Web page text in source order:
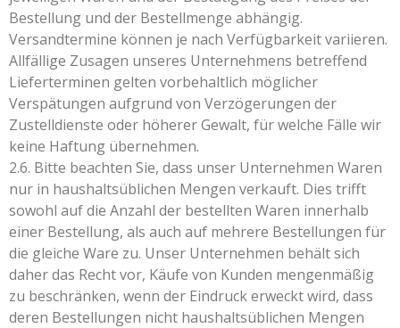
Bestellung und der Bestellmenge abhängig.
Versandtermine können je nach Verfügbarkeit variieren.
Allfällige Zusagen unseres Unternehmens betreffend
Lieferterminen gelten vorbehaltlich möglicher
Verspätungen aufgrund von Verzögerungen der
Zustelldienste oder höherer Gewalt, für welche Fälle wir
keine Haftung übernehmen.
2.6. Bitte beachten Sie, dass unser Unternehmen Waren
nur in haushaltsüblichen Mengen verkauft. Dies trifft
sowohl auf die Anzahl der bestellten Waren innerhalb
einer Bestellung, als auch auf mehrere Bestellungen für
die gleiche Ware zu. Unser Unternehmen behält sich
daher das Recht vor, Käufe von Kunden mengenmäßig
zu beschränken, wenn der Eindruck erweckt wird, dass
deren Bestellungen nicht haushaltsüblichen Mengen